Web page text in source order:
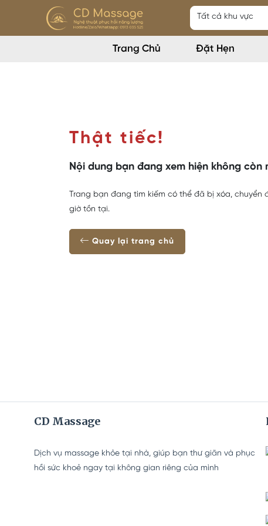
Trang Chủ Đặt Hẹn
Thật tiếc!
Nội dung bạn đang xem hiện không còn
Trang bạn đang tìm kiếm có thể đã bị xóa, chuyển
giờ tồn tại.
Quay lại trang chủ
CD Massage
Dịch vụ massage khỏe tại nhà, giúp bạn thư giãn và phục
hồi sức khoẻ ngay tại không gian riêng của mình